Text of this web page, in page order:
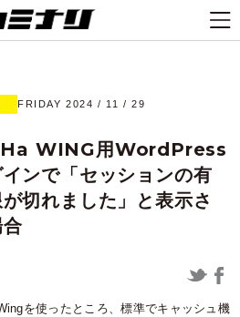
FRIDAY 2024 / 11 / 29
WING用WordPress
ンで「セッションの有
切れました」と表示さ
を使ったところ、標準でキャッシュ機